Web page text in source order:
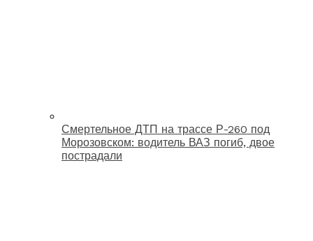
Смертельное ДТП на трассе Р-260 под
Морозовском: водитель ВАЗ погиб, двое
пострадали